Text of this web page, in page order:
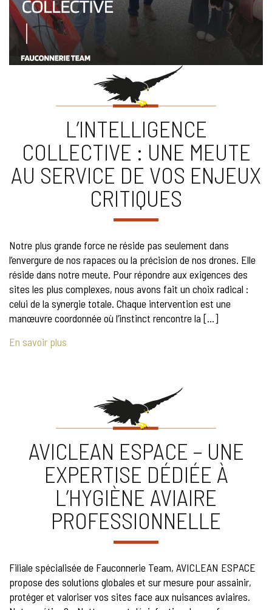
L’INTELLIGENCE
COLLECTIVE : UNE MEUTE
AU SERVICE DE VOS ENJEUX
CRITIQUES
Notre plus grande force ne réside pas seulement dans
l’envergure de nos rapaces ou la précision de nos drones. Elle
réside dans notre meute. Pour répondre aux exigences des
sites les plus complexes, nous avons fait un choix radical :
celui de la synergie totale. Chaque intervention est une
manœuvre coordonnée où l’instinct rencontre la […]
En savoir plus
AVICLEAN ESPACE – UNE
EXPERTISE DÉDIÉE À
L’HYGIÈNE AVIAIRE
PROFESSIONNELLE
Filiale spécialisée de Fauconnerie Team, AVICLEAN ESPACE
propose des solutions globales et sur mesure pour assainir,
protéger et valoriser vos sites face aux nuisances aviaires.